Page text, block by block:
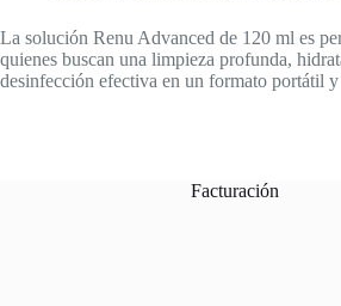
La solución Renu Advanced de 120 ml es
quienes buscan una limpieza profunda,
desinfección efectiva en un formato portátil
Facturación